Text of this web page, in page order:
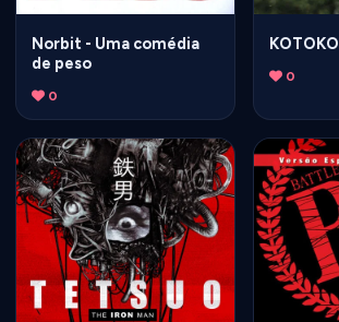
Norbit - Uma comédia
de peso
0
KOTOKO
0